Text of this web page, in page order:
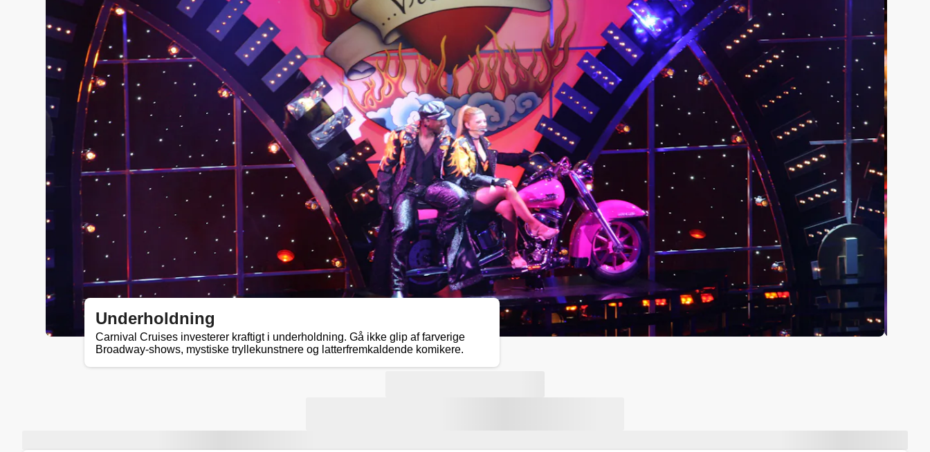
Underholdning
Carnival Cruises investerer kraftigt i underholdning. Gå ikke glip af farverige
Broadway-shows, mystiske tryllekunstnere og latterfremkaldende komikere.